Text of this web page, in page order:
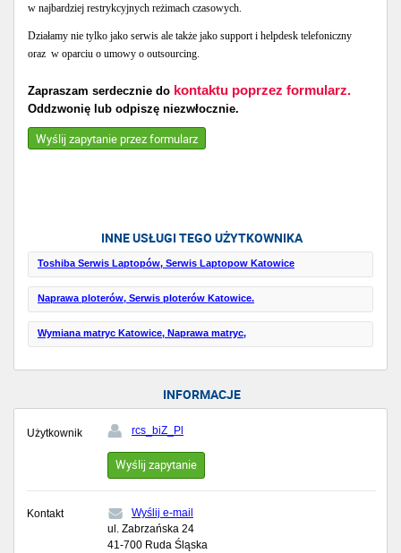
w najbardziej restrykcyjnych reżimach czasowych.
Działamy nie tylko jako serwis ale także jako support i helpdesk telefoniczny
oraz w oparciu o umowy o outsourcing.
Zapraszam serdecznie do kontaktu poprzez formularz.
Oddzwonię lub odpiszę niezwłocznie.
Wyślij zapytanie przez formularz
INNE USŁUGI TEGO UŻYTKOWNIKA
Toshiba Serwis Laptopów, Serwis Laptopow Katowice
Naprawa ploterów, Serwis ploterów Katowice.
Wymiana matryc Katowice, Naprawa matryc,
INFORMACJE
Użytkownik rcs_biZ_Pl
Wyślij zapytanie
Kontakt
Wyślij e-mail
ul. Zabrzańska 24
41-700 Ruda Śląska